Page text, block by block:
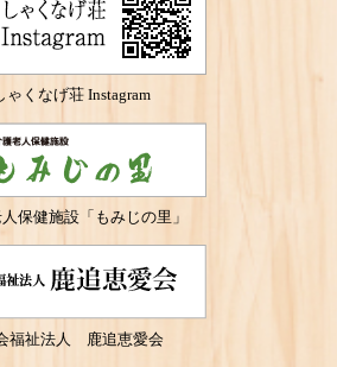
を考える
取り組み
ー
ゃくなげ荘 Instagram
保健施設「もみじの里」
福祉法人 鹿追恵愛会